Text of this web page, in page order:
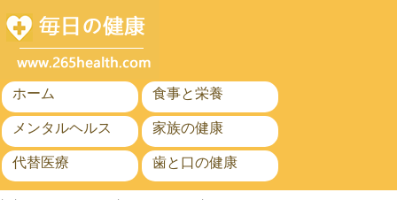
ホーム
食事と栄養
メンタルヘルス
家族の健康
代替医療
歯と口の健康
がん
公衆衛生